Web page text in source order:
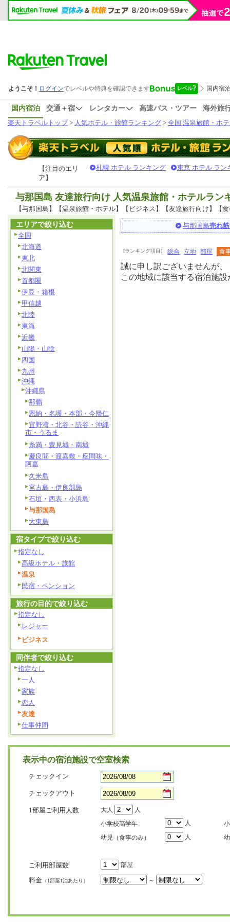
国内宿泊 交通＋宿 レンタカー 高速バス・ツアー
海外旅
楽天トラベルトップ> 人気ホテル・旅館ランキング > 全国 温泉旅館・ホ
【注目のエリ
ア】
札幌 ホテル ランキング 東京 ホテル ラン
与那国島 友達旅行向け 人気温泉旅館・ホテルラン
【与那国島】【温泉旅館・ホテル】【ビジネス】【友達旅行向け】【
与那国島売れ筋
[ランキング項目] 総合 立地 部屋 食
誠に申し訳ございませんが、
この地域に該当する宿泊施
エリアで絞り込む
全国
北海道
東北
北関東
首都圏
伊豆・箱根
甲信越
北陸
東海
近畿
山陽・山陰
四国
九州
沖縄
沖縄県
那覇
恩納・名護・本部・今帰仁
宜野湾・北谷・読谷・沖縄
市・うるま
糸満・豊見城・南城
慶良間・渡嘉敷・座間味・
阿嘉
久米島
宮古島・伊良部島
石垣・西表・小浜島
与那国島
大東島
宿タイプで絞り込む
指定なし
高級ホテル・旅館
温泉
民宿・ペンション
旅行の目的で絞り込む
指定なし
レジャー
ビジネス
同伴者で絞り込む
指定なし
一人
家族
恋人
友達
仕事仲間
表示中の宿泊施設で空室検索
チェックイン
チェックアウト
1部屋ご利用人数 大人
人
小学校高学年
人
幼児（食事のみ）
人
ご利用部屋数 部屋
料金 （1部屋1泊あたり） ～